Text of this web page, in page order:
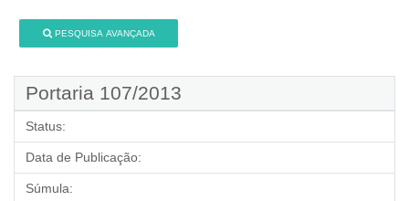
PESQUISA AVANÇADA
Portaria 107/2013
Status:
Data de Publicação:
Súmula: